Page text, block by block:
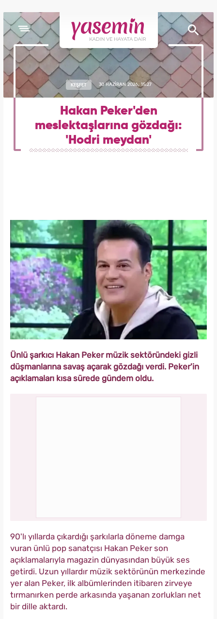
KEŞFET 30 HAZİRAN 2026, 15:27
Hakan Peker'den
meslektaşlarına gözdağı:
'Hodri meydan'
Ünlü şarkıcı Hakan Peker müzik sektöründeki gizli
düşmanlarına savaş açarak gözdağı verdi. Peker'in
açıklamaları kısa sürede gündem oldu.
90'lı yıllarda çıkardığı şarkılarla döneme damga
vuran ünlü pop sanatçısı Hakan Peker son
açıklamalarıyla magazin dünyasından büyük ses
getirdi. Uzun yıllardır müzik sektörünün merkezinde
yer alan Peker, ilk albümlerinden itibaren zirveye
tırmanırken perde arkasında yaşanan zorlukları net
bir dille aktardı.